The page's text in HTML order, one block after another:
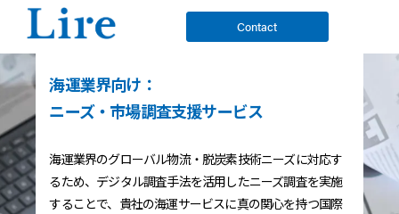
Contact
海運業界向け：
ニーズ・市場調査支援サービス
海運業界のグローバル物流・脱炭素技術ニーズに対応す
るため、デジタル調査手法を活用したニーズ調査を実施
することで、貴社の海運サービスに真の関心を持つ国際